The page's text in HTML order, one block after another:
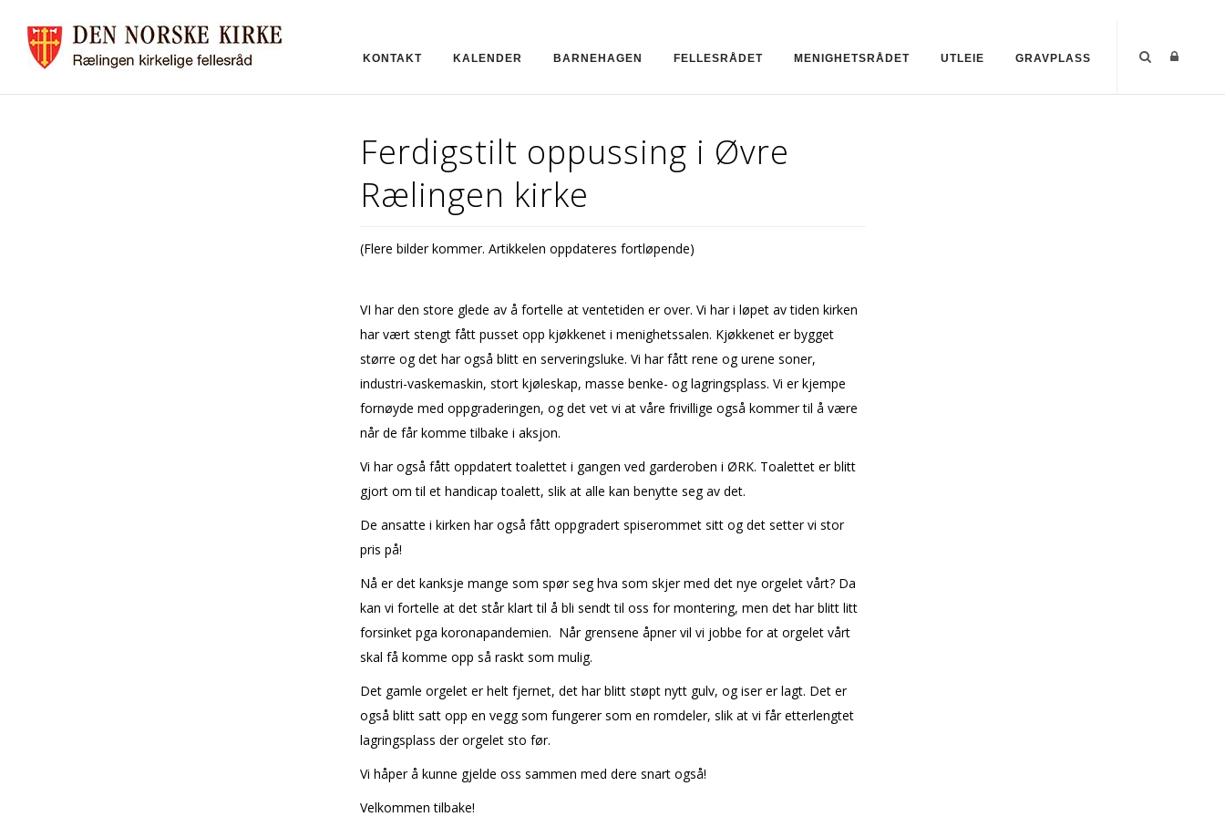
KONTAKT KALENDER BARNEHAGEN FELLESRÅDET MENIGHETSRÅDET UTLEIE GRAVPLASS
Ferdigstilt oppussing i Øvre
Rælingen kirke
(Flere bilder kommer. Artikkelen oppdateres fortløpende)
VI har den store glede av å fortelle at ventetiden er over. Vi har i løpet av tiden kirken
har vært stengt fått pusset opp kjøkkenet i menighetssalen. Kjøkkenet er bygget
større og det har også blitt en serveringsluke. Vi har fått rene og urene soner,
industri-vaskemaskin, stort kjøleskap, masse benke- og lagringsplass. Vi er kjempe
fornøyde med oppgraderingen, og det vet vi at våre frivillige også kommer til å være
når de får komme tilbake i aksjon.
Vi har også fått oppdatert toalettet i gangen ved garderoben i ØRK. Toalettet er blitt
gjort om til et handicap toalett, slik at alle kan benytte seg av det.
De ansatte i kirken har også fått oppgradert spiserommet sitt og det setter vi stor
pris på!
Nå er det kanksje mange som spør seg hva som skjer med det nye orgelet vårt? Da
kan vi fortelle at det står klart til å bli sendt til oss for montering, men det har blitt litt
forsinket pga koronapandemien. Når grensene åpner vil vi jobbe for at orgelet vårt
skal få komme opp så raskt som mulig.
Det gamle orgelet er helt fjernet, det har blitt støpt nytt gulv, og fliser er lagt. Det er
også blitt satt opp en vegg som fungerer som en romdeler, slik at vi får etterlengtet
lagringsplass der orgelet sto før.
Vi håper å kunne gjelde oss sammen med dere snart også!
Velkommen tilbake!